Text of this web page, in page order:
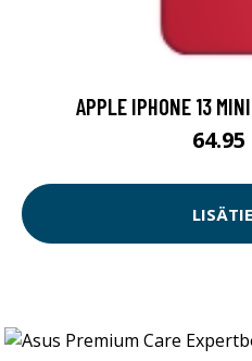
APPLE IPHONE 13
64.95